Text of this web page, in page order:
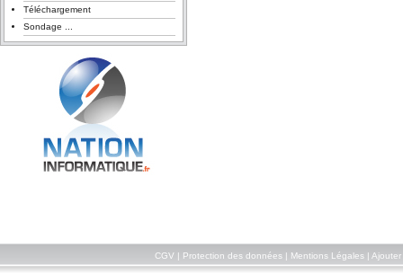
Téléchargement
Sondage ...
CGV Protection des données| Mentions Légales| Ajouter